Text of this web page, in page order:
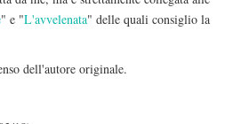
" e "L'avvelenata" delle quali consiglio la
dell'autore originale.